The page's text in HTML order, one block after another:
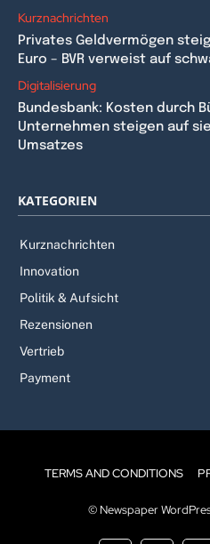
Kurznachrichten
Privates Geldvermögen
Euro – BVR verweist auf
Digitalisierung
Bundesbank: Kosten durch
Unternehmen steigen auf
Umsatzes
KATEGORIEN
Kurznachrichten
Innovation
Politik & Aufsicht
Rezensionen
Vertrieb
Payment
TERMS AND CONDITIONS
© Newspaper